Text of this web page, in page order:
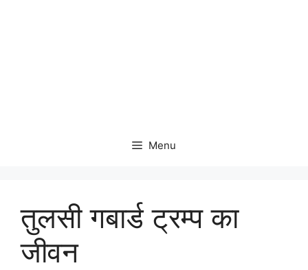
Menu
तुलसी गबार्ड ट्रम्प का
जीवन